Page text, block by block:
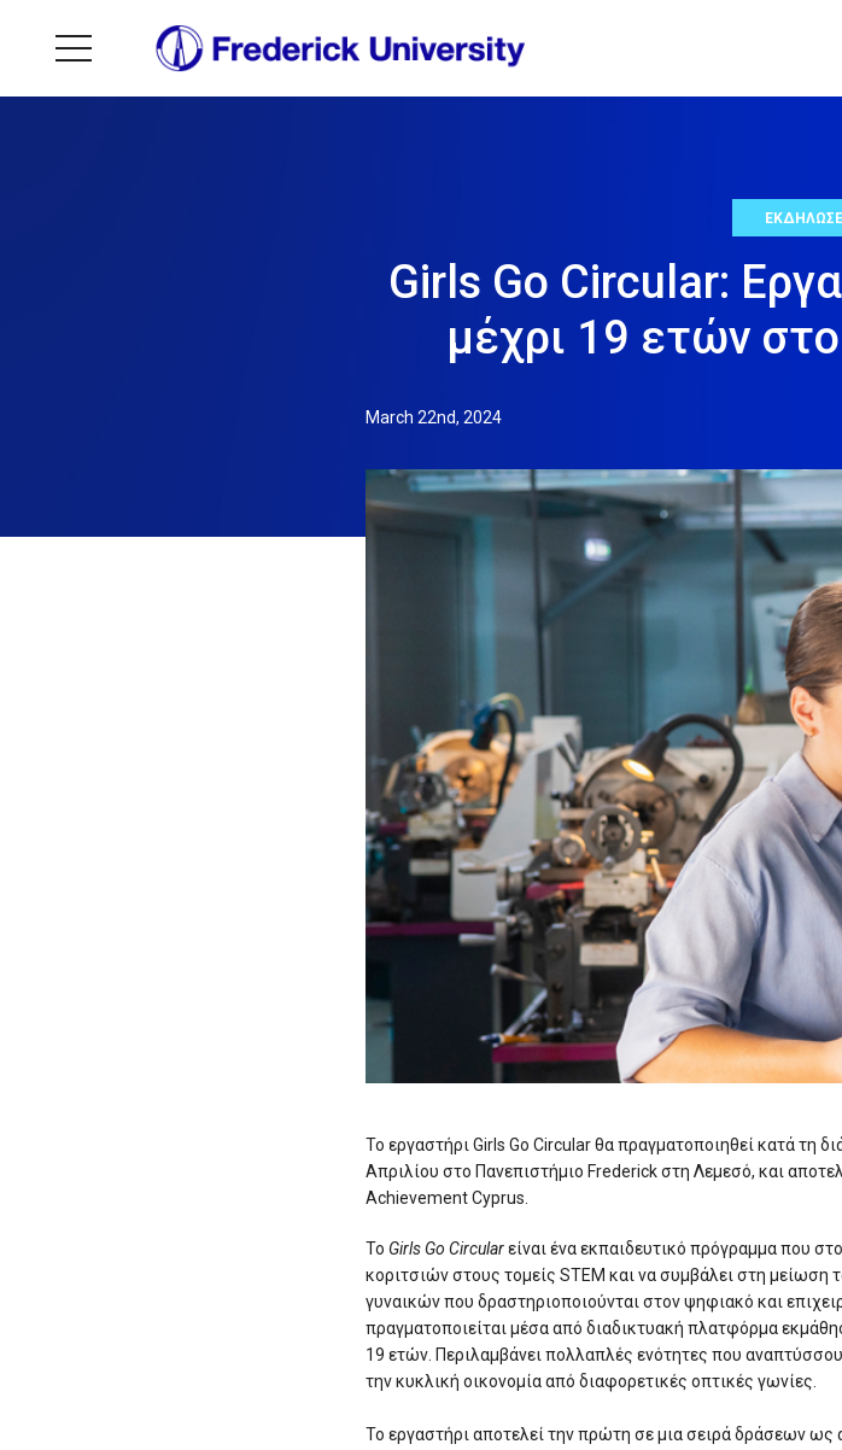
Girls Go Circular:
μέχρι 19 ετών
March 22nd, 2024
To εργαστήρι Girls Go Circular θα πραγματοποιηθεί κατά τη
Απριλίου στο Πανεπιστήμιο Frederick στη Λεμεσό, και
Achievement Cyprus.
Το Girls Go Circularείναι ένα εκπαιδευτικό πρόγραμμα που
κοριτσιών στους τομείς STEM και να συμβάλει στη
γυναικών που δραστηριοποιούνται στον ψηφιακό και
πραγματοποιείται μέσα από διαδικτυακή πλατφόρμα
19 ετών. Περιλαμβάνει πολλαπλές ενότητες που
την κυκλική οικονομία από διαφορετικές οπτικές γωνίες.
Το εργαστήρι αποτελεί την πρώτη σε μια σειρά δράσεων